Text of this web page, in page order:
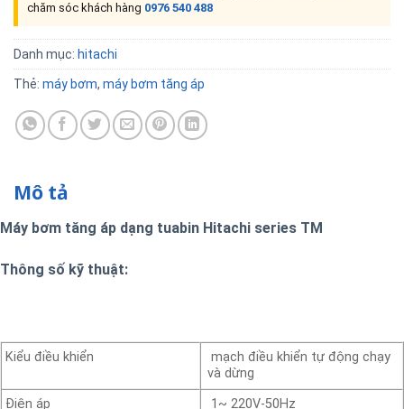
chăm sóc khách hàng 0976 540 488
Danh mục: hitachi
Thẻ: máy bơm, máy bơm tăng áp
Mô tả
Máy bơm tăng áp dạng tuabin Hitachi series TM
Thông số kỹ thuật:
Kiểu điều khiển
mạch điều khiển tự động chạy
và dừng
Điện áp
1~ 220V-50Hz